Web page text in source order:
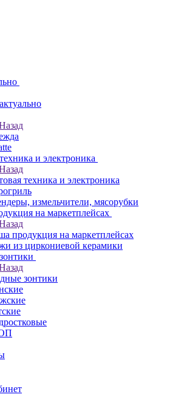
и электроника
техника и электроника
измельчители, мясорубки
на маркетплейсах
продукция на маркетплейсах
из циркониевой керамики
зонтики